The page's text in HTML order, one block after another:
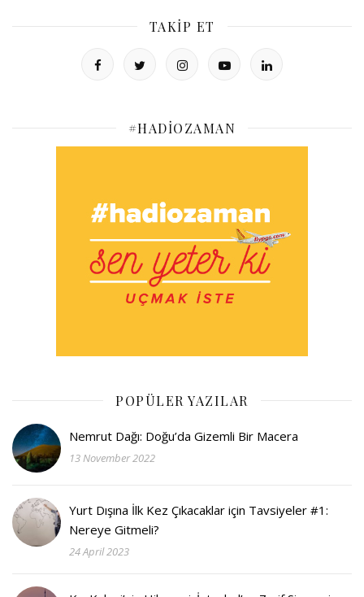
TAKIP ET
#HADIOZAMAN
POPÜLER YAZILAR
Nemrut Dağı: Doğu’da Gizemli Bir Macera
13 November 2022
Yurt Dışına İlk Kez Çıkacaklar için Tavsiyeler #1:
Nereye Gitmeli?
24 April 2023